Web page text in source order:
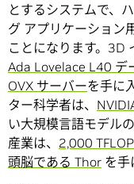
とするシステムで、
グ アプリケーション
ことになります。3D
Ada Lovelace L40 デ
OVX サーバーを手に
ター科学者は、
い大規模言語モデル
産業は、 2,000
頭脳である Thor を手